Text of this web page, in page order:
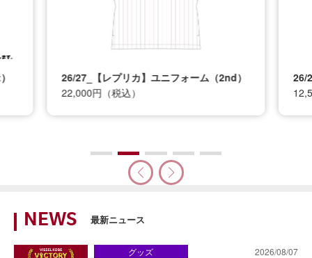
26/27_【レプリカ】ユニフォーム（2nd）
22,000円（税込）
26/
NEWS 最新ニュース
2026/08/07
グッズ